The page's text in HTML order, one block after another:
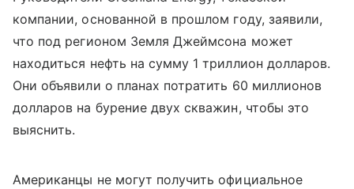
компании, основанной в прошлом году, заявили,
что под регионом Земля Джеймсона может
находиться нефть на сумму 1 триллион долларов.
Они объявили о планах потратить 60 миллионов
долларов на бурение двух скважин, чтобы это
выяснить.
Американцы не могут получить официальное